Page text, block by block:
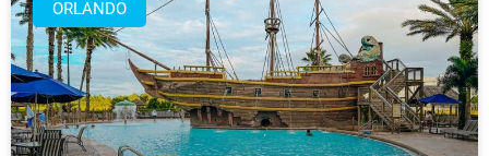
ORLANDO